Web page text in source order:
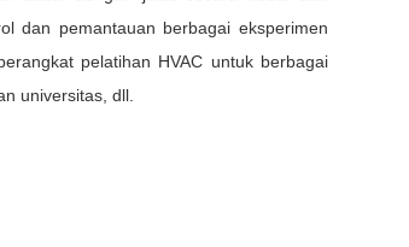
dan pemantauan berbagai eksperimen
pelatihan HVAC untuk berbagai
universitas, dll.